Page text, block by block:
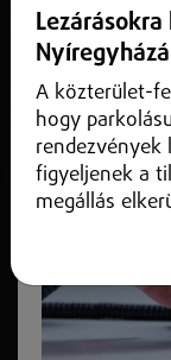
Ismét
telefonon
A közterület-
hogy
rendezvények
figyeljenek a
megállás